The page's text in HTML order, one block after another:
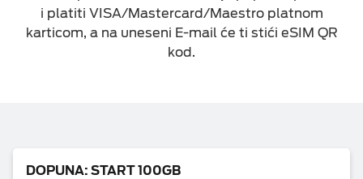
ESIM TRAVEL & TURIST
i platiti VISA/Mastercard/Maestro platnom
karticom, a na uneseni E-mail će ti stići eSIM QR
kod.
DOPUNA: START 100GB